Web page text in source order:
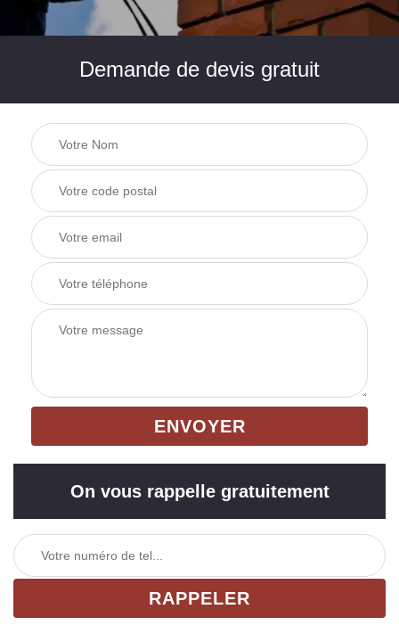
Demande de devis gratuit
On vous rappelle gratuitement